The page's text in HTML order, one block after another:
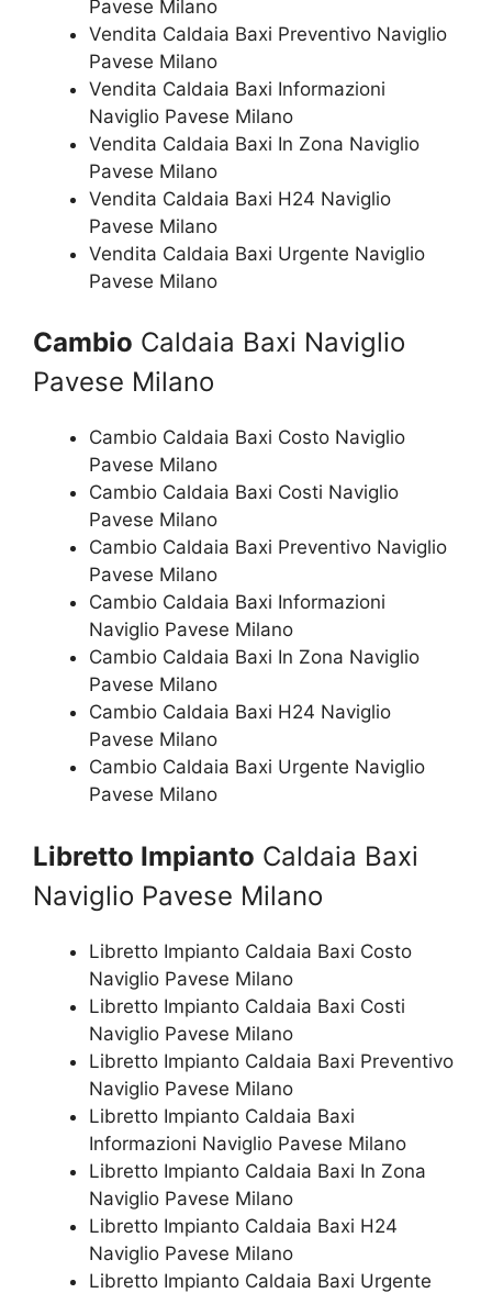
Pavese Milano
Vendita Caldaia Baxi Preventivo Naviglio
Pavese Milano
Vendita Caldaia Baxi Informazioni
Naviglio Pavese Milano
Vendita Caldaia Baxi In Zona Naviglio
Pavese Milano
Vendita Caldaia Baxi H24 Naviglio
Pavese Milano
Vendita Caldaia Baxi Urgente Naviglio
Pavese Milano
Cambio Caldaia Baxi Naviglio
Pavese Milano
Cambio Caldaia Baxi Costo Naviglio
Pavese Milano
Cambio Caldaia Baxi Costi Naviglio
Pavese Milano
Cambio Caldaia Baxi Preventivo Naviglio
Pavese Milano
Cambio Caldaia Baxi Informazioni
Naviglio Pavese Milano
Cambio Caldaia Baxi In Zona Naviglio
Pavese Milano
Cambio Caldaia Baxi H24 Naviglio
Pavese Milano
Cambio Caldaia Baxi Urgente Naviglio
Pavese Milano
Libretto Impianto Caldaia Baxi
Naviglio Pavese Milano
Libretto Impianto Caldaia Baxi Costo
Naviglio Pavese Milano
Libretto Impianto Caldaia Baxi Costi
Naviglio Pavese Milano
Libretto Impianto Caldaia Baxi Preventivo
Naviglio Pavese Milano
Libretto Impianto Caldaia Baxi
Informazioni Naviglio Pavese Milano
Libretto Impianto Caldaia Baxi In Zona
Naviglio Pavese Milano
Libretto Impianto Caldaia Baxi H24
Naviglio Pavese Milano
Libretto Impianto Caldaia Baxi Urgente